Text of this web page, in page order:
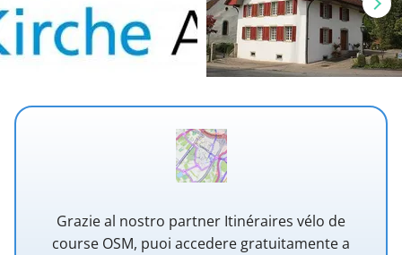
Grazie al nostro partner Itinéraires vélo de
course OSM, puoi accedere gratuitamente a